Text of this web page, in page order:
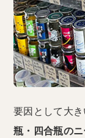
要因として大き
瓶・四合瓶の